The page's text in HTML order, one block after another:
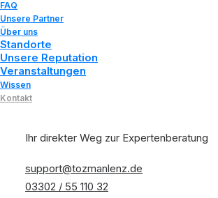
FAQ
Unsere Partner
Über uns
Standorte
Unsere Reputation
Veranstaltungen
Wissen
Kontakt
Ihr direkter Weg zur Expertenberatung
support@tozmanlenz.de
03302 / 55 110 32